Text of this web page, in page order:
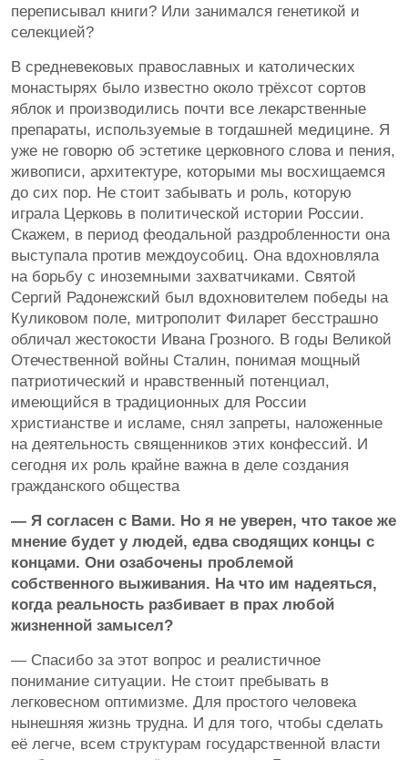
переписывал книги? Или занимался генетикой и
селекцией?
В средневековых православных и католических
монастырях было известно около трёхсот сортов
яблок и производились почти все лекарственные
препараты, используемые в тогдашней медицине. Я
уже не говорю об эстетике церковного слова и пения,
живописи, архитектуре, которыми мы восхищаемся
до сих пор. Не стоит забывать и роль, которую
играла Церковь в политической истории России.
Скажем, в период феодальной раздробленности она
выступала против междоусобиц. Она вдохновляла
на борьбу с иноземными захватчиками. Святой
Сергий Радонежский был вдохновителем победы на
Куликовом поле, митрополит Филарет бесстрашно
обличал жестокости Ивана Грозного. В годы Великой
Отечественной войны Сталин, понимая мощный
патриотический и нравственный потенциал,
имеющийся в традиционных для России
христианстве и исламе, снял запреты, наложенные
на деятельность священников этих конфессий. И
сегодня их роль крайне важна в деле создания
гражданского общества
— Я согласен с Вами. Но я не уверен, что такое же
мнение будет у людей, едва сводящих концы с
концами. Они озабочены проблемой
собственного выживания. На что им надеяться,
когда реальность разбивает в прах любой
жизненной замысел?
— Спасибо за этот вопрос и реалистичное
понимание ситуации. Не стоит пребывать в
легковесном оптимизме. Для простого человека
нынешняя жизнь трудна. И для того, чтобы сделать
её легче, всем структурам государственной власти